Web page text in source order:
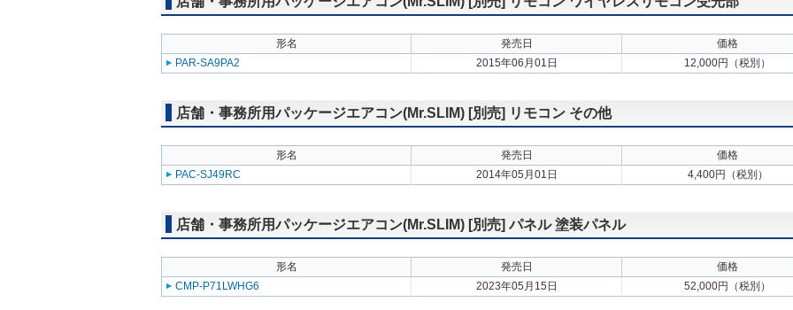
形名 発売日
価格
PAR-SA9PA2
2015年06月01日 12,000円（税別）
店舗・事務所用パッケージエアコン(Mr.SLIM) [別売] リモコン その他
形名 発売日
価格
PAC-SJ49RC
2014年05月01日 4,400円（税別）
店舗・事務所用パッケージエアコン(Mr.SLIM) [別売] パネル 塗装パネル
形名 発売日
価格
CMP-P71LWHG6
2023年05月15日 52,000円（税別）